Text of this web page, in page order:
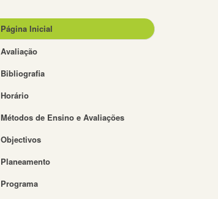
Página Inicial
Avaliação
Bibliografia
Horário
Métodos de Ensino e Avaliações
Objectivos
Planeamento
Programa